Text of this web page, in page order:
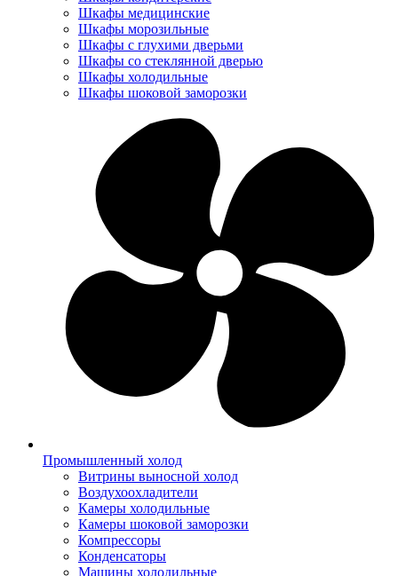
Шкафы медицинские
Шкафы морозильные
Шкафы с глухими дверьми
Шкафы со стеклянной дверью
Шкафы холодильные
Шкафы шоковой заморозки
Промышленный холод
Витрины выносной холод
Воздухоохладители
Камеры холодильные
Камеры шоковой заморозки
Компрессоры
Конденсаторы
Машины холодильные